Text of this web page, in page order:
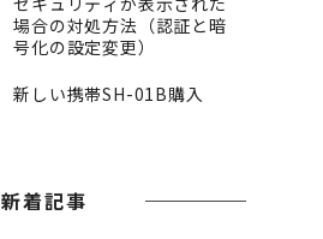
場合の対処方法（認証と暗
号化の設定変更）
新しい携帯SH-01B購入
新着記事